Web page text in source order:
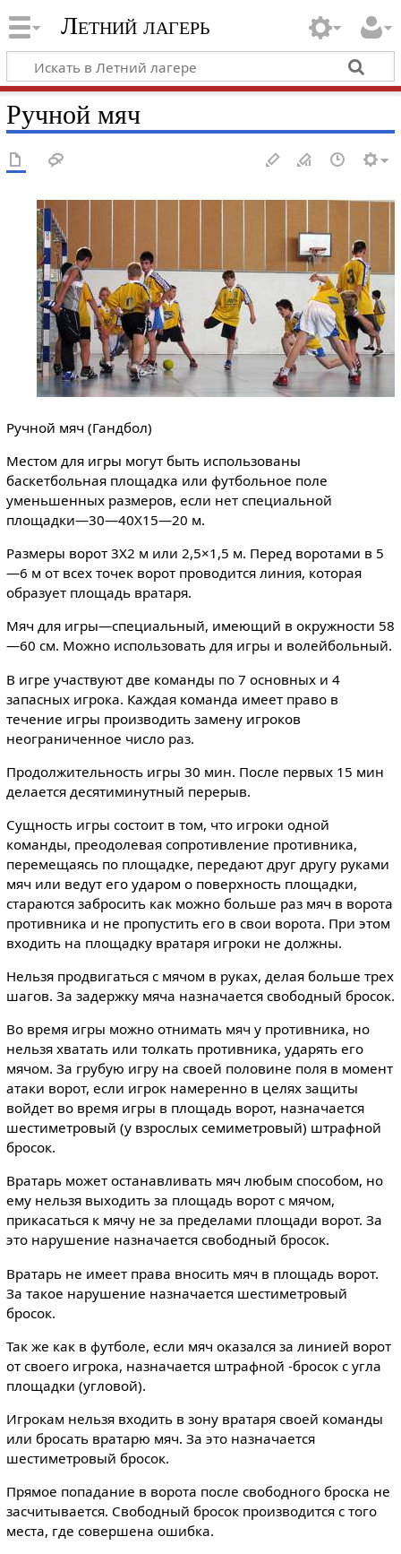
Летний лагерь
Ручной мяч
Ручной мяч (Гандбол)
Местом для игры могут быть использованы
баскетбольная площадка или футбольное поле
уменьшенных размеров, если нет специальной
площадки—30—40X15—20 м.
Размеры ворот 3X2 м или 2,5×1,5 м. Перед воротами в 5
—6 м от всех точек ворот проводится линия, которая
образует площадь вратаря.
Мяч для игры—специальный, имеющий в окружности 58
—60 см. Можно использовать для игры и волейбольный.
В игре участвуют две команды по 7 основных и 4
запасных игрока. Каждая команда имеет право в
течение игры производить замену игроков
неограниченное число раз.
Продолжительность игры 30 мин. После первых 15 мин
делается десятиминутный перерыв.
Сущность игры состоит в том, что игроки одной
команды, преодолевая сопротивление противника,
перемещаясь по площадке, передают друг другу руками
мяч или ведут его ударом о поверхность площадки,
стараются забросить как можно больше раз мяч в ворота
противника и не пропустить его в свои ворота. При этом
входить на площадку вратаря игроки не должны.
Нельзя продвигаться с мячом в руках, делая больше трех
шагов. За задержку мяча назначается свободный бросок.
Во время игры можно отнимать мяч у противника, но
нельзя хватать или толкать противника, ударять его
мячом. За грубую игру на своей половине поля в момент
атаки ворот, если игрок намеренно в целях защиты
войдет во время игры в площадь ворот, назначается
шестиметровый (у взрослых семиметровый) штрафной
бросок.
Вратарь может останавливать мяч любым способом, но
ему нельзя выходить за площадь ворот с мячом,
прикасаться к мячу не за пределами площади ворот. За
это нарушение назначается свободный бросок.
Вратарь не имеет права вносить мяч в площадь ворот.
За такое нарушение назначается шестиметровый
бросок.
Так же как в футболе, если мяч оказался за линией ворот
от своего игрока, назначается штрафной -бросок с угла
площадки (угловой).
Игрокам нельзя входить в зону вратаря своей команды
или бросать вратарю мяч. За это назначается
шестиметровый бросок.
Прямое попадание в ворота после свободного броска не
засчитывается. Свободный бросок производится с того
места, где совершена ошибка.